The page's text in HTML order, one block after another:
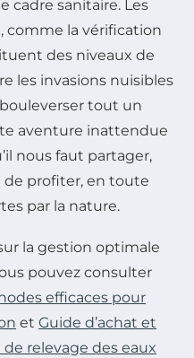
cadre sanitaire. Les
comme la vérification
des niveaux de
les invasions nuisibles
tout un
aventure inattendue
nous faut partager,
profiter, en toute
par la nature.
la gestion optimale
pouvez consulter
efficaces pour
et Guide d’achat et
relevage des eaux